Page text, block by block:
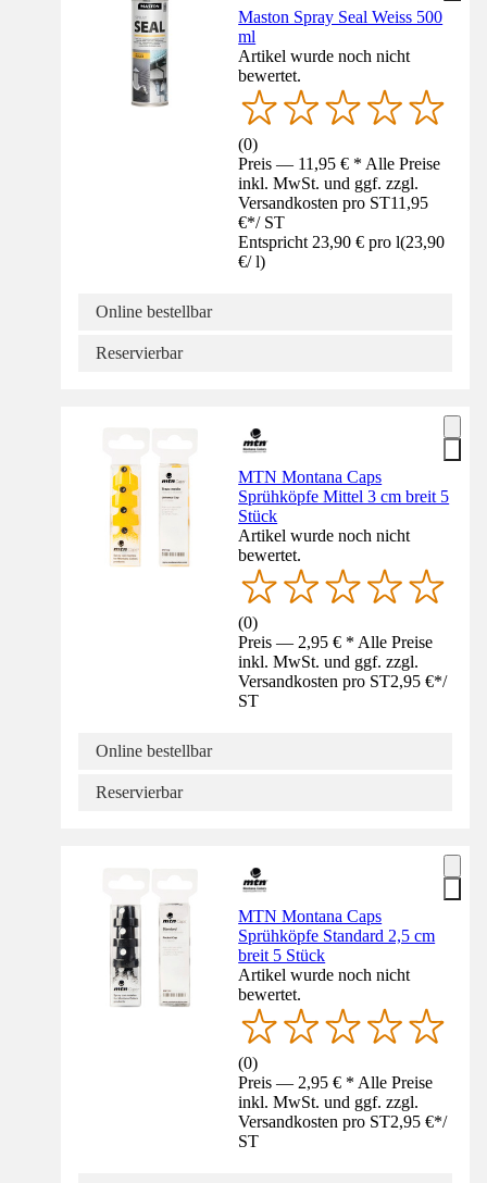
Maston Spray Seal Weiss 500
ml
Artikel wurde noch nicht
bewertet.
(0)
Preis — 11,95 € * Alle Preise
inkl. MwSt. und ggf. zzgl.
Versandkosten pro ST11,95
€*/ ST
Entspricht 23,90 € pro l(23,90
€/ l)
Online bestellbar
Reservierbar
MTN Montana Caps
Sprühköpfe Mittel 3 cm breit 5
Stück
Artikel wurde noch nicht
bewertet.
(0)
Preis — 2,95 € * Alle Preise
inkl. MwSt. und ggf. zzgl.
Versandkosten pro ST2,95 €*/
ST
Online bestellbar
Reservierbar
MTN Montana Caps
Sprühköpfe Standard 2,5 cm
breit 5 Stück
Artikel wurde noch nicht
bewertet.
(0)
Preis — 2,95 € * Alle Preise
inkl. MwSt. und ggf. zzgl.
Versandkosten pro ST2,95 €*/
ST